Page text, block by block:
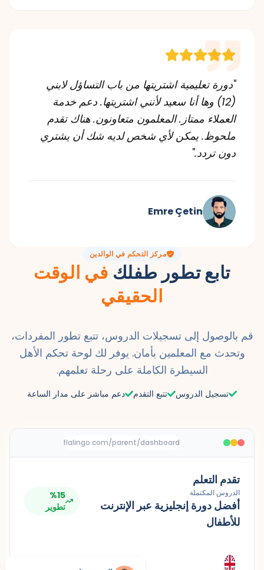
"دورة تعليمية اشتريتها من باب التساؤل لابني
(12) وها أنا سعيد لأنني اشتريتها. دعم خدمة
العملاء ممتاز. المعلمون متعاونون. هناك تقدم
ملحوظ. يمكن لأي شخص لديه شك أن يشتري
دون تردد."
Emre Çetin
مركز التحكم في الوالدين
تابع تطور طفلك في الوقت
الحقيقي
قم بالوصول إلى تسجيلات الدروس، تتبع تطور المفردات،
وتحدث مع المعلمين بأمان. يوفر لك لوحة تحكم الأهل
السيطرة الكاملة على رحلة تعلمهم.
تسجيل الدروس تتبع التقدم دعم مباشر على مدار الساعة
flalingo.com/parent/dashboard
تقدم التعلم
الدروس المكتملة
أفضل دورة إنجليزية عبر الإنترنت
للأطفال
%15
تطوير